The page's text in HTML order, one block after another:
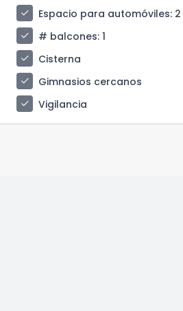
check Espacio para automóviles: 2
check # balcones: 1
check
Cisterna
check
Gimnasios cercanos
check Vigilancia